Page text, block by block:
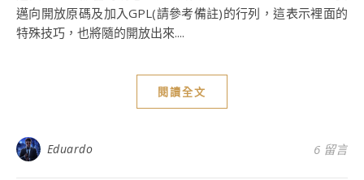
邁向開放原碼及加入GPL(請參考備註)的行列，這表示裡面的
特殊技巧，也將隨的開放出來....
閱讀全文
Eduardo 6 留言